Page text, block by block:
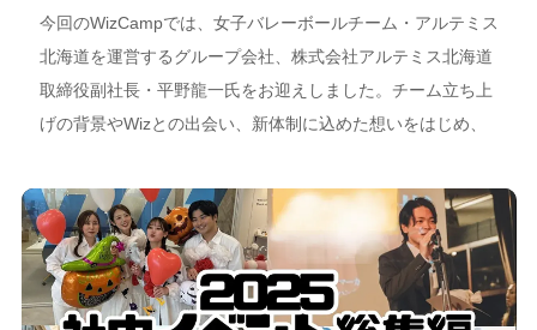
今回のWizCampでは、女子バレーボールチーム・アルテミス
北海道を運営するグループ会社、株式会社アルテミス北海道
取締役副社長・平野龍一氏をお迎えしました。チーム立ち上
げの背景やWizとの出会い、新体制に込めた想いをはじめ、
海道が描く今後のビジョンについて語っています。